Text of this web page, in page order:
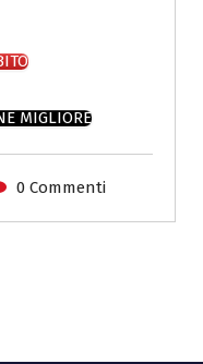
MIGLIORE
0 Commenti